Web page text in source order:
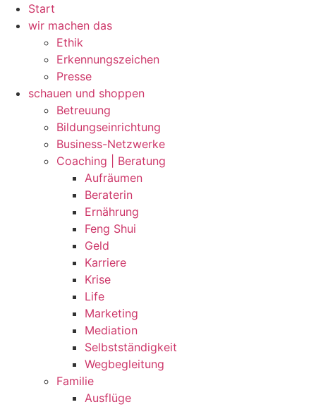
Zum
Inhalt
wechseln
Start
wir machen das
Ethik
Erkennungszeichen
Presse
schauen und shoppen
Betreuung
Bildungseinrichtung
Business-Netzwerke
Coaching | Beratung
Aufräumen
Beraterin
Ernährung
Feng Shui
Geld
Karriere
Krise
Life
Marketing
Mediation
Selbstständigkeit
Wegbegleitung
Familie
Ausflüge